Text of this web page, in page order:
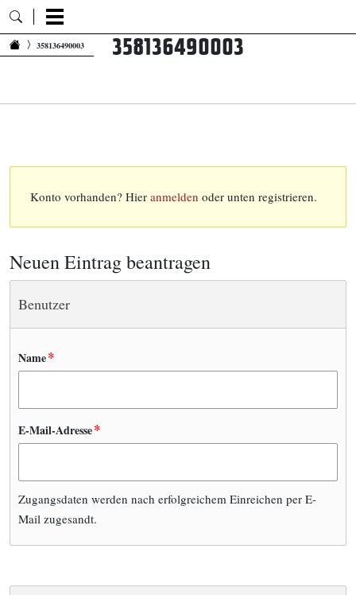
Zum Inhalt springen
358136490003 358136490003
Konto vorhanden? Hier anmelden oder unten registrieren.
Neuen Eintrag beantragen
Benutzer
Name*
E-Mail-Adresse*
Zugangsdaten werden nach erfolgreichem Einreichen per E-
Mail zugesandt.